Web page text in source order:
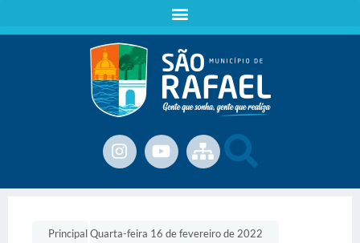
PrincipalQuarta-feira 16 de fevereiro de 2022